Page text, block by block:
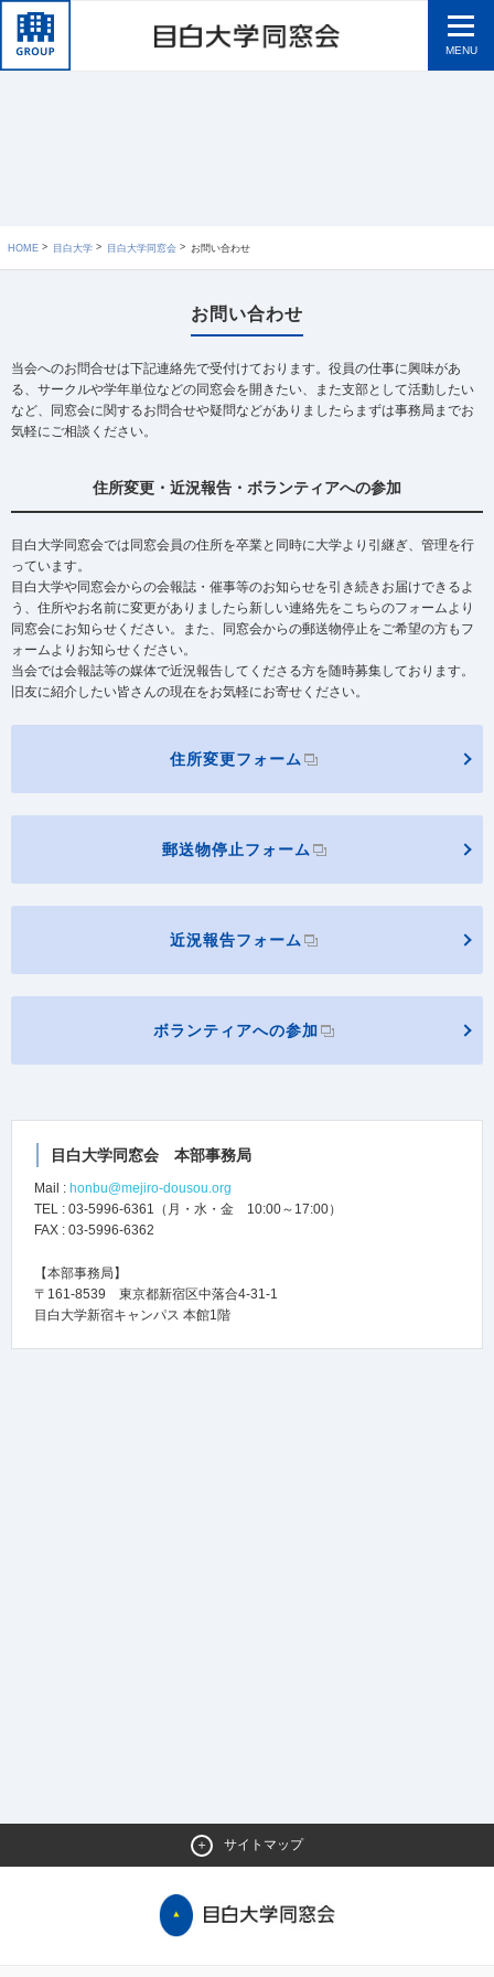
MENU
HOME 目白大学 目白大学同窓会 お問い合わせ
お問い合わせ
当会へのお問合せは下記連絡先で受付けております。役員の仕事に興味があ
る、サークルや学年単位などの同窓会を開きたい、また支部として活動したい
など、同窓会に関するお問合せや疑問などがありましたらまずは事務局までお
気軽にご相談ください。
住所変更・近況報告・ボランティアへの参加
目白大学同窓会では同窓会員の住所を卒業と同時に大学より引継ぎ、管理を行
っています。
目白大学や同窓会からの会報誌・催事等のお知らせを引き続きお届けできるよ
う、住所やお名前に変更がありましたら新しい連絡先をこちらのフォームより
同窓会にお知らせください。また、同窓会からの郵送物停止をご希望の方もフ
ォームよりお知らせください。
当会では会報誌等の媒体で近況報告してくださる方を随時募集しております。
旧友に紹介したい皆さんの現在をお気軽にお寄せください。
住所変更フォーム
郵送物停止フォーム
近況報告フォーム
ボランティアへの参加
目白大学同窓会 本部事務局
Mail : honbu@mejiro-dousou.org
TEL : 03-5996-6361（月・水・金 10:00～17:00）
FAX : 03-5996-6362
【本部事務局】
〒161-8539 東京都新宿区中落合4-31-1
目白大学新宿キャンパス 本館1階
サイトマップ